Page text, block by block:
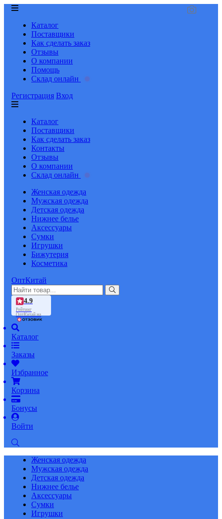
Каталог
Поставщики
Как сделать заказ
Отзывы
О компании
Помощь
Склад онлайн
Регистрация Вход
Каталог
Поставщики
Как сделать заказ
Контакты
Отзывы
О компании
Склад онлайн
Женская одежда
Мужская одежда
Детская одежда
Нижнее белье
Аксессуары
Сумки
Игрушки
Бижутерия
Косметика
ОптКитай
4.9
Рейтинг
ОптКитай на
Каталог
Заказы
Избранное
Корзина
Бонусы
Войти
Женская одежда
Мужская одежда
Детская одежда
Нижнее белье
Аксессуары
Сумки
Игрушки